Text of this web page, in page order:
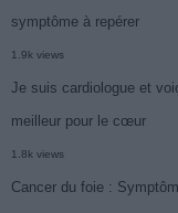
symptôme à repérer
1.9k views
Je suis cardiologue et
meilleur pour le cœur
1.8k views
Cancer du foie :